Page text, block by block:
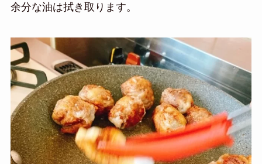
余分な油は拭き取ります。